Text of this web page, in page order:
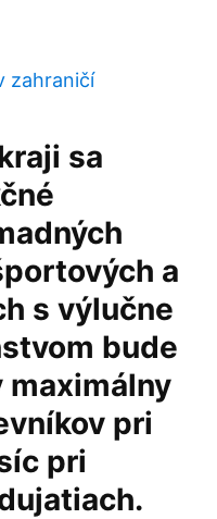
zahraničí
sa
a
s výlučne
bude
maximálny
pri
pri